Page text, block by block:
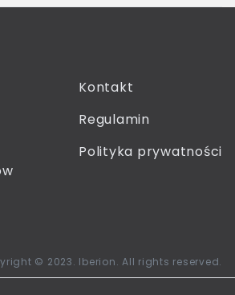
Kontakt
Regulamin
Polityka prywatności
© 2023. Iberion. All rights reserved.